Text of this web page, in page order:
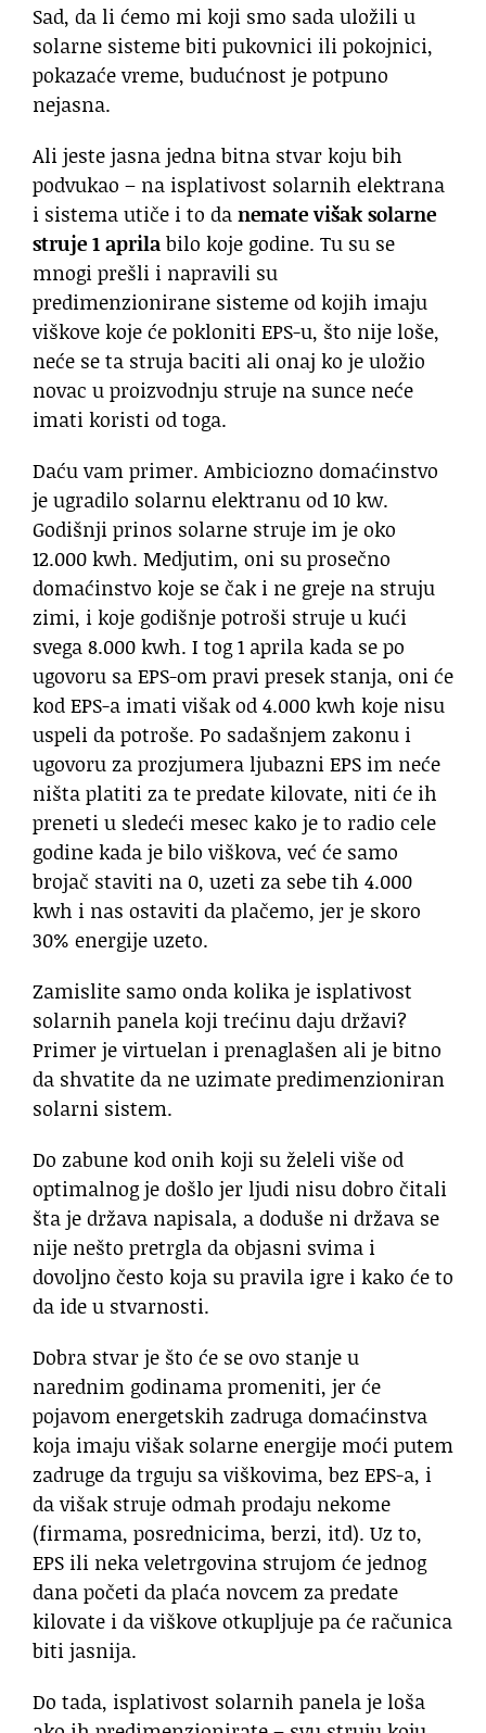
Sad, da li ćemo mi koji smo sada uložili u
solarne sisteme biti pukovnici ili pokojnici,
pokazaće vreme, budućnost je potpuno
nejasna.
Ali jeste jasna jedna bitna stvar koju bih
podvukao – na isplativost solarnih elektrana
i sistema utiče i to danemate višak solarne
struje 1 aprilabilo koje godine. Tu su se
mnogi prešli i napravili su
predimenzionirane sisteme od kojih imaju
viškove koje će pokloniti EPS-u, što nije loše,
neće se ta struja baciti ali onaj ko je uložio
novac u proizvodnju struje na sunce neće
imati koristi od toga.
Daću vam primer. Ambiciozno domaćinstvo
je ugradilo solarnu elektranu od 10 kw.
Godišnji prinos solarne struje im je oko
12.000 kwh. Medjutim, oni su prosečno
domaćinstvo koje se čak i ne greje na struju
zimi, i koje godišnje potroši struje u kući
svega 8.000 kwh. I tog 1 aprila kada se po
ugovoru sa EPS-om pravi presek stanja, oni će
kod EPS-a imati višak od 4.000 kwh koje nisu
uspeli da potroše. Po sadašnjem zakonu i
ugovoru za prozjumera ljubazni EPS im neće
ništa platiti za te predate kilovate, niti će ih
preneti u sledeći mesec kako je to radio cele
godine kada je bilo viškova, već će samo
brojač staviti na 0, uzeti za sebe tih 4.000
kwh i nas ostaviti da plačemo, jer je skoro
30% energije uzeto.
Zamislite samo onda kolika je isplativost
solarnih panela koji trećinu daju državi?
Primer je virtuelan i prenaglašen ali je bitno
da shvatite da ne uzimate predimenzioniran
solarni sistem.
Do zabune kod onih koji su želeli više od
optimalnog je došlo jer ljudi nisu dobro čitali
šta je država napisala, a doduše ni država se
nije nešto pretrgla da objasni svima i
dovoljno često koja su pravila igre i kako će to
da ide u stvarnosti.
Dobra stvar je što će se ovo stanje u
narednim godinama promeniti, jer će
pojavom energetskih zadruga domaćinstva
koja imaju višak solarne energije moći putem
zadruge da trguju sa viškovima, bez EPS-a, i
da višak struje odmah prodaju nekome
(firmama, posrednicima, berzi, itd). Uz to,
EPS ili neka veletrgovina strujom će jednog
dana početi da plaća novcem za predate
kilovate i da viškove otkupljuje pa će računica
biti jasnija.
Do tada, isplativost solarnih panela je loša